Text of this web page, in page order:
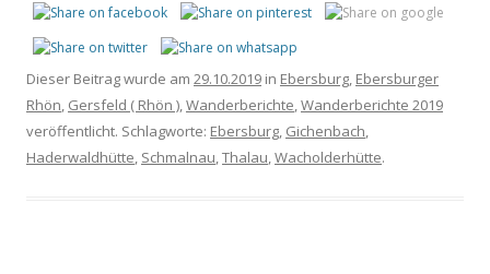
Dieser Beitrag wurde am 29.10.2019 in Ebersburg, Ebersburger
Rhön, Gersfeld ( Rhön ),Wanderberichte,Wanderberichte 2019
veröffentlicht. Schlagworte: Ebersburg, Gichenbach,
Haderwaldhütte, Schmalnau,Thalau,Wacholderhütte.